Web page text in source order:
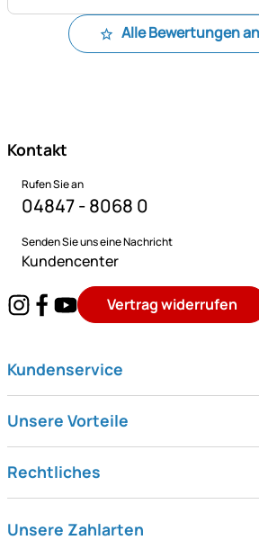
Alle Bewertungen
Kontakt
Rufen Sie an
04847 - 8068 0
Senden Sie uns eine Nachricht
Kundencenter
Vertrag widerrufen
Kundenservice
Unsere Vorteile
Rechtliches
Unsere Zahlarten